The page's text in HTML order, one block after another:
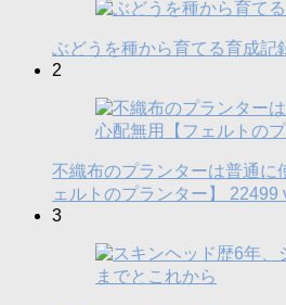
ぶどうを種から育てる育成記
2
不織布のプランターは普通に
ェルトのプランター】 22499
3